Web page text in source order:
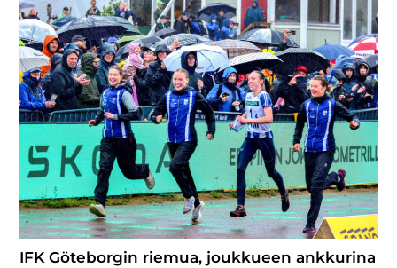
IFK Göteborgin riemua, joukkueen ankkurina